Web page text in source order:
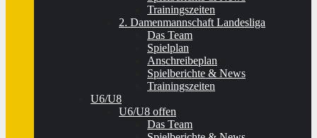
Trainingszeiten
2. Damenmannschaft Landesliga
Das Team
Spielplan
Anschreibeplan
Spielberichte & News
Trainingszeiten
U6/U8
U6/U8 offen
Das Team